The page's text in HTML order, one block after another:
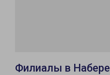
Филиалы в